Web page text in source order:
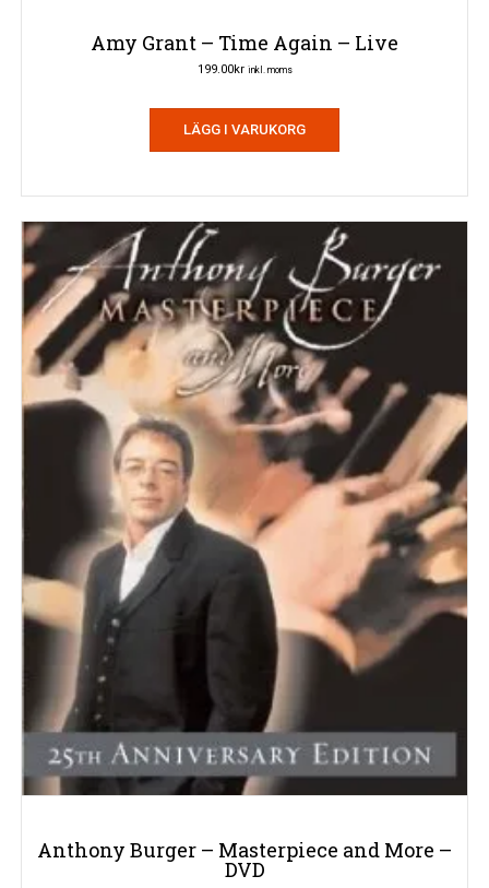
Amy Grant – Time Again – Live
199.00kr inkl. moms
LÄGG I VARUKORG
Anthony Burger – Masterpiece and More –
DVD